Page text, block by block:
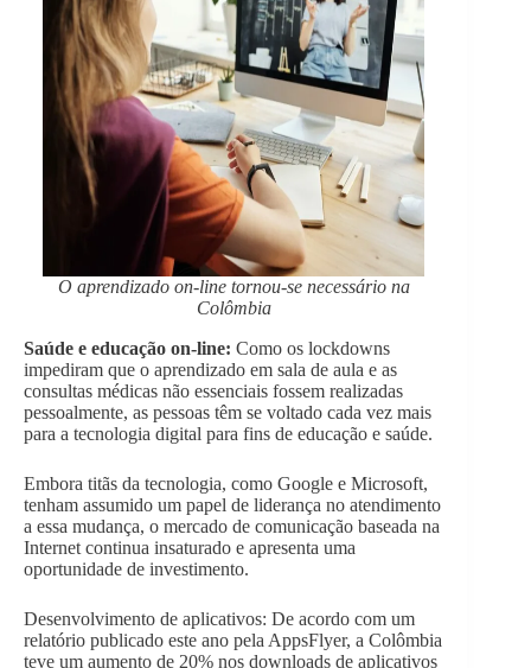
O aprendizado on-line tornou-se necessário na
Colômbia
Saúde e educação on-line: Como os lockdowns
impediram que o aprendizado em sala de aula e as
consultas médicas não essenciais fossem realizadas
pessoalmente, as pessoas têm se voltado cada vez mais
para a tecnologia digital para fins de educação e saúde.
Embora titãs da tecnologia, como Google e Microsoft,
tenham assumido um papel de liderança no atendimento
a essa mudança, o mercado de comunicação baseada na
Internet continua insaturado e apresenta uma
oportunidade de investimento.
Desenvolvimento de aplicativos: De acordo com um
relatório publicado este ano pela AppsFlyer, a Colômbia
teve um aumento de 20% nos downloads de aplicativos